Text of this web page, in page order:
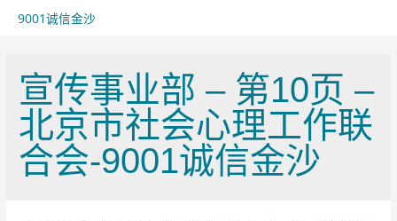
9001诚信金沙
宣传事业部 – 第10页 –
北京市社会心理工作联
合会-9001诚信金沙